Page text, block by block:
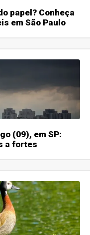
papel? Conheça
em São Paulo
(09), em SP:
a fortes